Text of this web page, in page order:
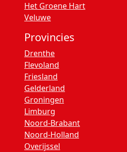
Het Groene Hart
Veluwe
Provincies
Drenthe
Flevoland
Friesland
Gelderland
Groningen
Limburg
Noord-Brabant
Noord-Holland
Overijssel